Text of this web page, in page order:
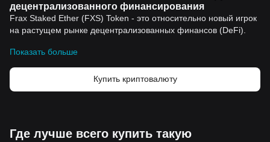
децентрализованного финансирования
Frax Staked Ether (FXS) Token - это относительно новый игрок
на растущем рынке децентрализованных финансов (DeFi).
из ведущих платформ криптовалют, и предлагает уникальный
механизм стейкинга.
Исторический Контекст
Frax Staked Ether был введен в обращение для расширения
механизмы децентрализованного финансирования, ставя
Показать больше
Купить криптовалюту
Где лучше всего купить такую